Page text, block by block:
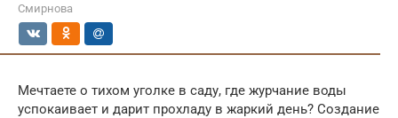
Смирнова
Мечтаете о тихом уголке в саду, где журчание воды
успокаивает и дарит прохладу в жаркий день? Создание